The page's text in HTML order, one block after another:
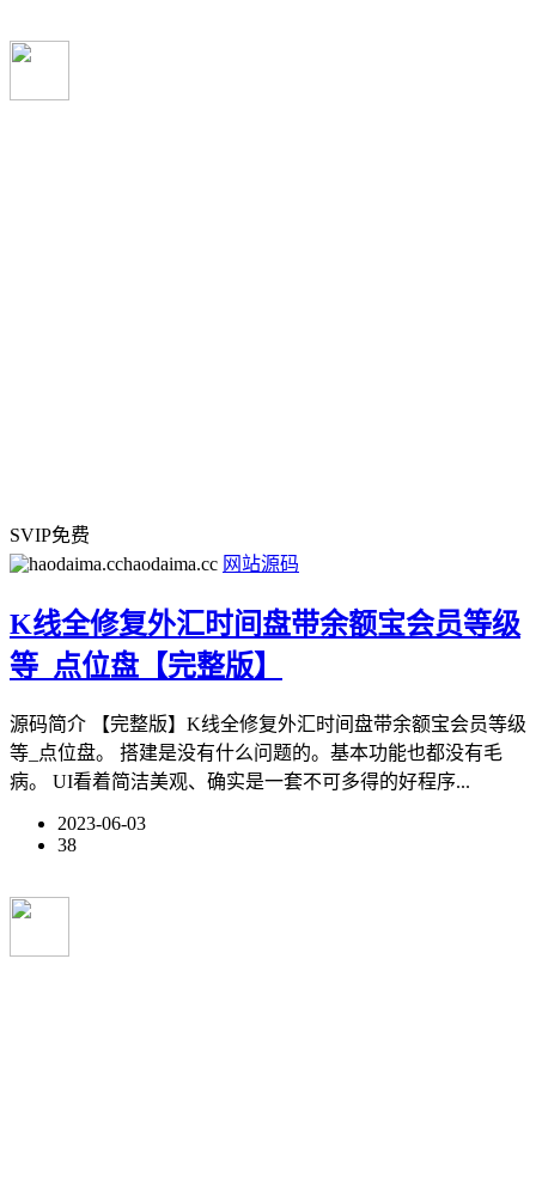
SVIP免费
haodaima.cc 网站源码
K线全修复外汇时间盘带余额宝会员等级
等_点位盘【完整版】
源码简介 【完整版】K线全修复外汇时间盘带余额宝会员等级
等_点位盘。 搭建是没有什么问题的。基本功能也都没有毛
病。 UI看着简洁美观、确实是一套不可多得的好程序...
2023-06-03
38